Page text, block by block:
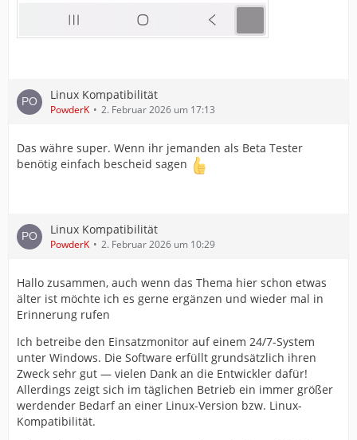
Linux Kompatibilität
PowderK 2. Februar 2026 um 17:13
Das währe super. Wenn ihr jemanden als Beta Tester
benötig einfach bescheid sagen
Linux Kompatibilität
PowderK 2. Februar 2026 um 10:29
Hallo zusammen, auch wenn das Thema hier schon etwas
älter ist möchte ich es gerne ergänzen und wieder mal in
Erinnerung rufen
Ich betreibe den Einsatzmonitor auf einem 24/7-System
unter Windows. Die Software erfüllt grundsätzlich ihren
Zweck sehr gut — vielen Dank an die Entwickler dafür!
Allerdings zeigt sich im täglichen Betrieb ein immer größer
werdender Bedarf an einer Linux-Version bzw. Linux-
Kompatibilität.